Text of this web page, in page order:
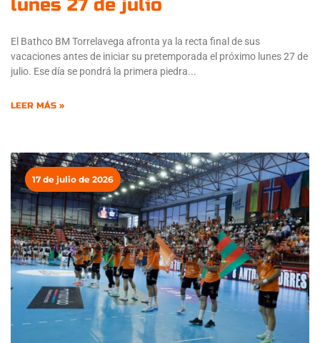
lunes 27 de julio
El Bathco BM Torrelavega afronta ya la recta final de sus
vacaciones antes de iniciar su pretemporada el próximo lunes 27 de
julio. Ese día se pondrá la primera piedra
LEER MÁS »
17 de julio de 2026